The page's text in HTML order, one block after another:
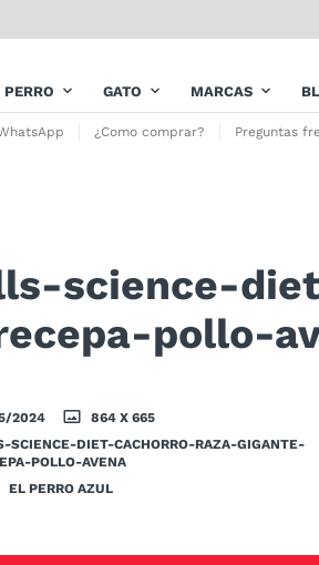
PERRO GATO MARCAS
¿Como comprar? Preguntas
science-
pollo-
2024
864 X 665
SCIENCE-DIET-CACHORRO-RAZA-GIGANTE-
POLLO-AVENA
EL PERRO AZUL